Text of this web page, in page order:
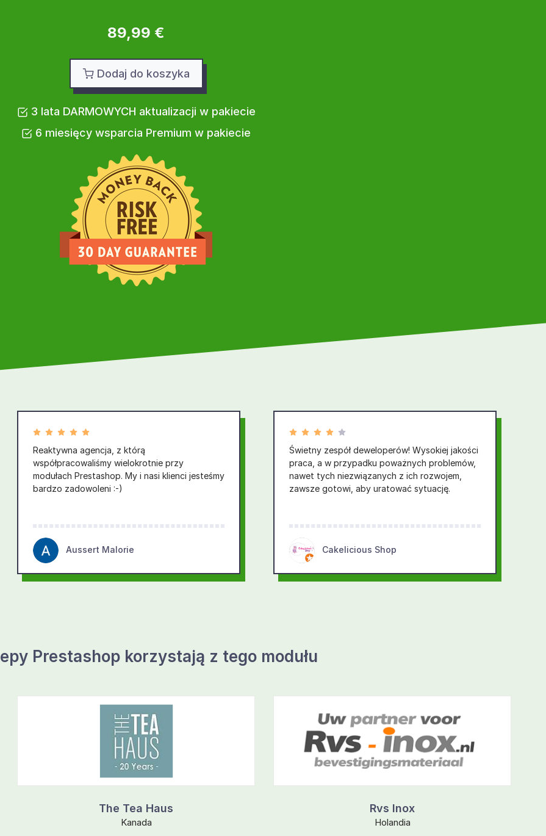
89,99 €
Dodaj do koszyka
3 lata DARMOWYCH aktualizacji w pakiecie
6 miesięcy wsparcia Premium w pakiecie
Reaktywna agencja, z którą
współpracowaliśmy wielokrotnie przy
modułach Prestashop. My i nasi klienci jesteśmy
bardzo zadowoleni :-)
Aussert Malorie
Świetny zespół deweloperów! Wysokiej jakości
praca, a w przypadku poważnych problemów,
nawet tych niezwiązanych z ich rozwojem,
zawsze gotowi, aby uratować sytuację.
Cakelicious Shop
Prestashop korzystają z tego modułu
The Tea Haus
Kanada
Rvs Inox
Holandia